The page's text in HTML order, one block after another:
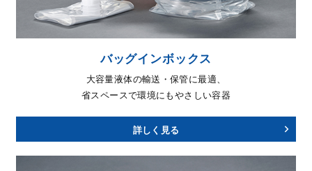
バッグインボックス
大容量液体の輸送・保管に最適、
省スペースで環境にもやさしい容器
詳しく見る